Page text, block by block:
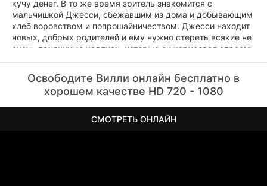
кучу денег. В то же время зритель знакомится с
мальчишкой Джесси, сбежавшим из дома и добывающим
хлеб воровством и попрошайничеством. Джесси находит
новых, добрых родителей и ему нужно стереть всякие не
очень приличные надписи, которые он нарисовал спреем
Освободите Вилли онлайн бесплатно в
хорошем качестве HD 720 - 1080
СМОТРЕТЬ ОНЛАЙН